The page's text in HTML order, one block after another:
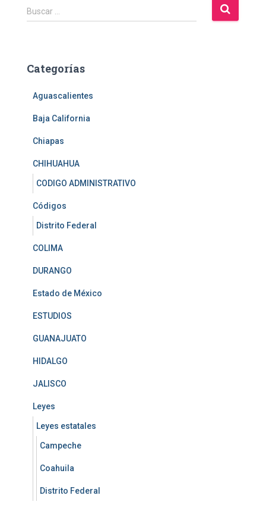
B
u
r
Buscar …
Categorías
Aguascalientes
Baja California
Chiapas
CHIHUAHUA
CODIGO ADMINISTRATIVO
Códigos
Distrito Federal
COLIMA
DURANGO
Estado de México
ESTUDIOS
GUANAJUATO
HIDALGO
JALISCO
Leyes
Leyes estatales
Campeche
Coahuila
Distrito Federal